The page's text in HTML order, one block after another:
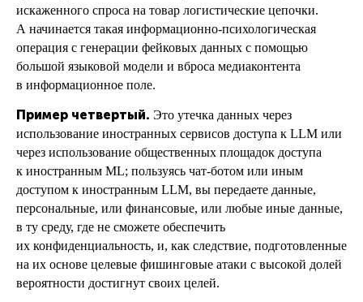
искаженного спроса на товар логистические цепочки.
А начинается такая информационно-психологическая
операция с генерации фейковых данных с помощью
большой языковой модели и вброса медиаконтента
в информационное поле.
Пример четвертый. Это утечка данных через
использование иностранных сервисов доступа к LLM или
через использование общественных площадок доступа
к иностранным ML; пользуясь чат-ботом или иным
доступом к иностранным LLM, вы передаете данные,
персональные, или финансовые, или любые иные данные,
в ту среду, где не сможете обеспечить
их конфиденциальность, и, как следствие, подготовленные
на их основе целевые фишинговые атаки с высокой долей
вероятности достигнут своих целей.